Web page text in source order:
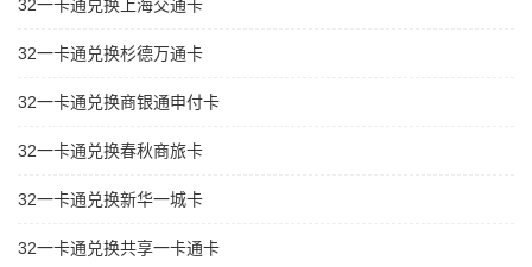
32一卡通兑换上海交通卡
32一卡通兑换杉德万通卡
32一卡通兑换商银通申付卡
32一卡通兑换春秋商旅卡
32一卡通兑换新华一城卡
32一卡通兑换共享一卡通卡